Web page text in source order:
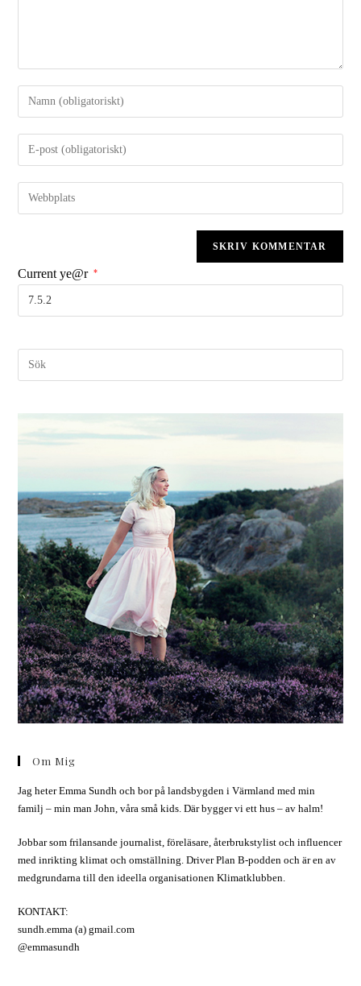
Current ye@r *
Om Mig
Jag heter Emma Sundh och bor på landsbygden i Värmland med min
familj – min man John, våra små kids. Där bygger vi ett hus – av halm!
Jobbar som frilansande journalist, föreläsare, återbrukstylist och influencer
med inrikting klimat och omställning. Driver Plan B-podden och är en av
medgrundarna till den ideella organisationen Klimatklubben.
KONTAKT:
sundh.emma (a) gmail.com
@emmasundh